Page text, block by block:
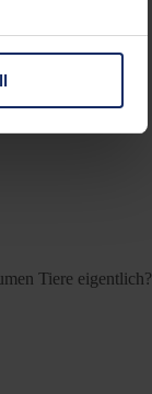
by clicking
Tiere eigentlich?